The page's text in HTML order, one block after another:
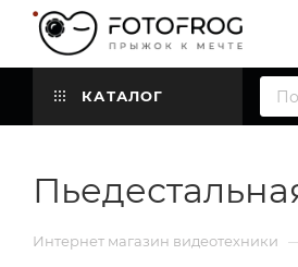
КАТАЛОГ
Интернет магазин видеотехники